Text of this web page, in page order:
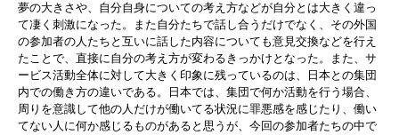
夢の大きさや、自分自身についての考え方などが自分とは大きく違っ
て凄く刺激になった。また自分たちで話し合うだけでなく、その外国
の参加者の人たちと互いに話した内容についても意見交換などを行え
たことで、直接に自分の考え方が変わるきっかけとなった。また、サ
ービス活動全体に対して大きく印象に残っているのは、日本との集団
内での働き方の違いである。日本では、集団で何か活動を行う場合、
周りを意識して他の人だけが働いてる状況に罪悪感を感じたり、働い
てない人に何か感じるものがあると思うが、今回の参加者たちの中で